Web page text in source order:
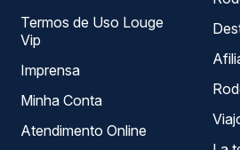
Termos de Uso Louge
Vip
Imprensa
Minha Conta
Atendimento Online